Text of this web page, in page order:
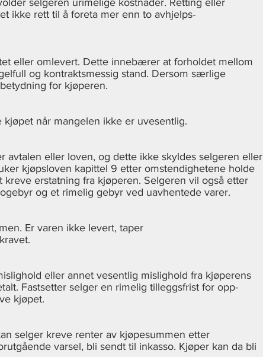
selgeren urimelige kostnader. Retting eller
ikke rett til å foreta mer enn to avhjelps-
eller omlevert. Dette innebærer at forholdet mellom
og kontraktsmessig stand. Dersom særlige
for kjøperen.
når mangelen ikke er uvesentlig.
eller loven, og dette ikke skyldes selgeren eller
kjøpsloven kapittel 9 etter omstendighetene holde
erstatning fra kjøperen. Selgeren vil også etter
og et rimelig gebyr ved uavhentede varer.
Er varen ikke levert, taper
eller annet vesentlig mislighold fra kjøperens
Fastsetter selger en rimelig tilleggsfrist for opp-
kjøpet.
selger kreve renter av kjøpesummen etter
varsel, bli sendt til inkasso. Kjøper kan da bli